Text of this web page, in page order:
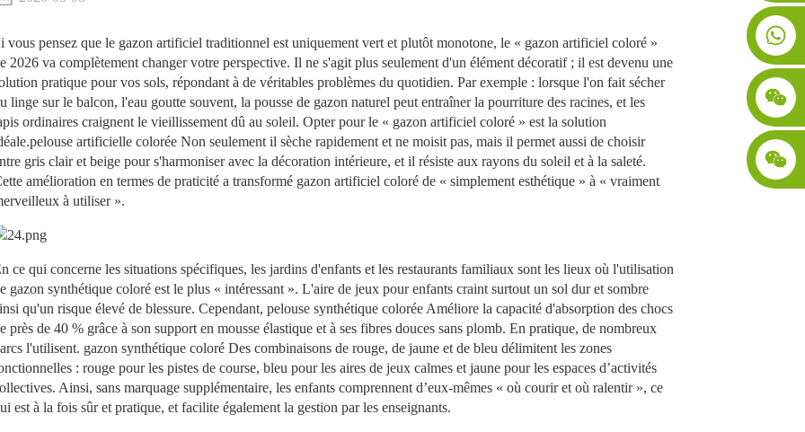
vous pensez que le gazon artificiel traditionnel est uniquement vert et plutôt monotone, le « gazon artificiel coloré »
2026 va complètement changer votre perspective. Il ne s'agit plus seulement d'un élément décoratif ; il est devenu une
pratique pour vos sols, répondant à de véritables problèmes du quotidien. Par exemple : lorsque l'on fait sécher
linge sur le balcon, l'eau goutte souvent, la pousse de gazon naturel peut entraîner la pourriture des racines, et les
ordinaires craignent le vieillissement dû au soleil. Opter pour le « gazon artificiel coloré » est la solution
pelouse artificielle colorée Non seulement il sèche rapidement et ne moisit pas, mais il permet aussi de choisir
gris clair et beige pour s'harmoniser avec la décoration intérieure, et il résiste aux rayons du soleil et à la saleté.
amélioration en termes de praticité a transformé gazon artificiel coloré de « simplement esthétique » à « vraiment
à utiliser ».
ce qui concerne les situations spécifiques, les jardins d'enfants et les restaurants familiaux sont les lieux où l'utilisation
gazon synthétique coloré est le plus « intéressant ». L'aire de jeux pour enfants craint surtout un sol dur et sombre
qu'un risque élevé de blessure. Cependant, pelouse synthétique colorée Améliore la capacité d'absorption des chocs
près de 40 % grâce à son support en mousse élastique et à ses fibres douces sans plomb. En pratique, de nombreux
l'utilisent. gazon synthétique coloré Des combinaisons de rouge, de jaune et de bleu délimitent les zones
: rouge pour les pistes de course, bleu pour les aires de jeux calmes et jaune pour les espaces d’activités
Ainsi, sans marquage supplémentaire, les enfants comprennent d’eux-mêmes « où courir et où ralentir », ce
est à la fois sûr et pratique, et facilite également la gestion par les enseignants.